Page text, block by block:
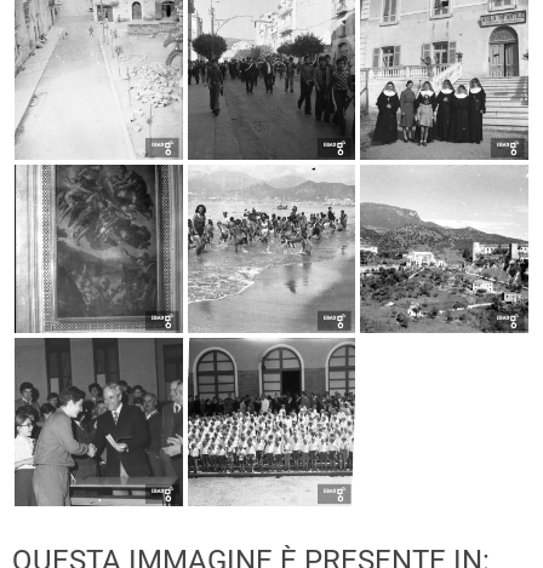
QUESTA IMMAGINE È PRESENTE IN: